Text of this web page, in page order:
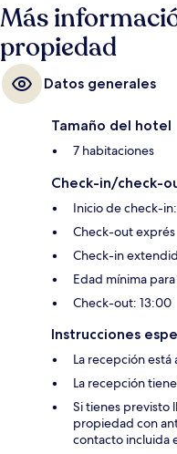
Más
propiedad
Datos generales
Tamaño del hotel
7 habitaciones
Check-in/check-
Inicio de check-
Check-out exprés
Check-in
Edad mínima
Check-out: 13:00
Instrucciones
La recepción
La recepción
Si tienes previsto
propiedad con
contacto incluida